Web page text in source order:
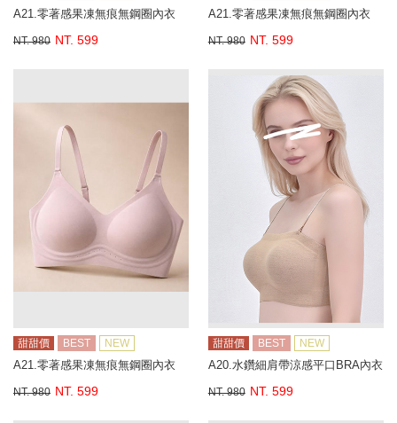
A21.零著感果凍無痕無鋼圈內衣
NT. 980 NT. 599
A21.零著感果凍無痕無鋼圈內衣
NT. 980 NT. 599
甜甜價 BEST NEW
A21.零著感果凍無痕無鋼圈內衣
NT. 980 NT. 599
甜甜價 BEST NEW
A20.水鑽細肩帶涼感平口BRA內衣
NT. 980 NT. 599